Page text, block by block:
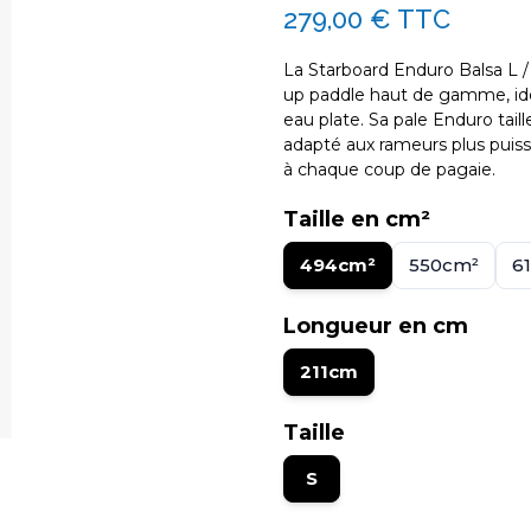
279,00 € TTC
La Starboard Enduro Balsa L
up paddle haut de gamme,
eau plate. Sa pale Enduro
adapté aux rameurs plus
à chaque coup de pagaie.
Taille en cm²
494cm² 550cm²
Longueur en cm
211cm
Taille
S